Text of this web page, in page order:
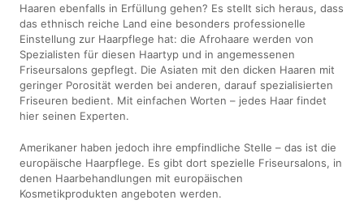
Haaren ebenfalls in Erfüllung gehen? Es stellt sich heraus, dass
das ethnisch reiche Land eine besonders professionelle
Einstellung zur Haarpflege hat: die Afrohaare werden von
Spezialisten für diesen Haartyp und in angemessenen
Friseursalons gepflegt. Die Asiaten mit den dicken Haaren mit
geringer Porosität werden bei anderen, darauf spezialisierten
Friseuren bedient. Mit einfachen Worten – jedes Haar findet
hier seinen Experten.
Amerikaner haben jedoch ihre empfindliche Stelle – das ist die
europäische Haarpflege. Es gibt dort spezielle Friseursalons, in
denen Haarbehandlungen mit europäischen
Kosmetikprodukten angeboten werden.